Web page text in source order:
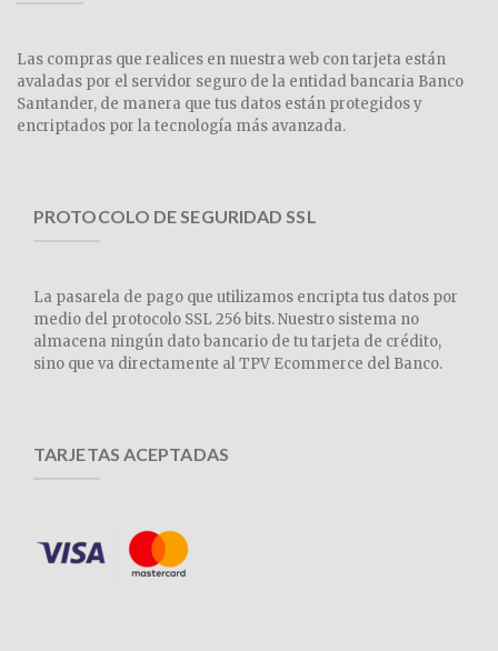
Las compras que realices en nuestra web con tarjeta están
avaladas por el servidor seguro de la entidad bancaria Banco
Santander, de manera que tus datos están protegidos y
encriptados por la tecnología más avanzada.
PROTOCOLO DE SEGURIDAD SSL
La pasarela de pago que utilizamos encripta tus datos por
medio del protocolo SSL 256 bits. Nuestro sistema no
almacena ningún dato bancario de tu tarjeta de crédito,
sino que va directamente al TPV Ecommerce del Banco.
TARJETAS ACEPTADAS